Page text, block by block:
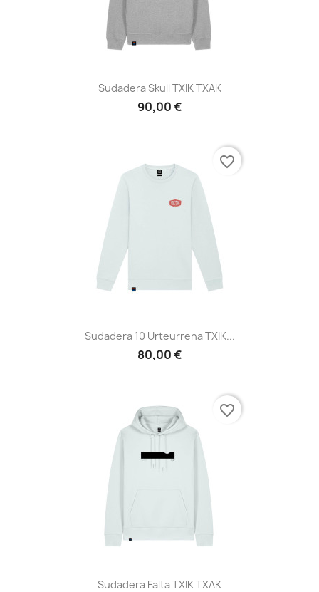
Sudadera Skull TXIK TXAK
90,00 €
Sudadera 10 Urteurrena TXIK...
80,00 €
favorite_border
Sudadera Falta TXIK TXAK
favorite_border